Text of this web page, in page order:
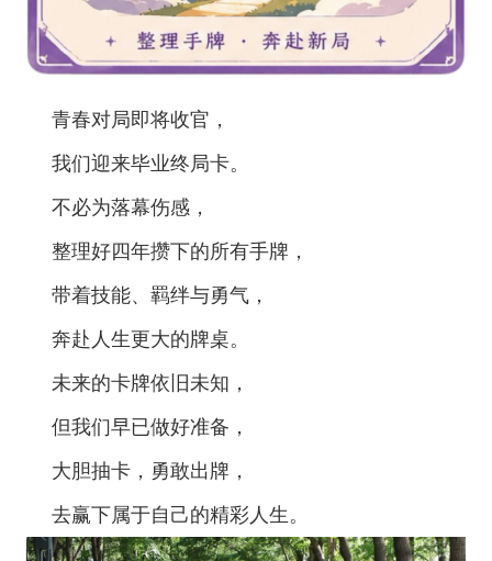
青春对局即将收官，
我们迎来毕业终局卡。
不必为落幕伤感，
整理好四年攒下的所有手牌，
带着技能、羁绊与勇气，
奔赴人生更大的牌桌。
未来的卡牌依旧未知，
但我们早已做好准备，
大胆抽卡，勇敢出牌，
去赢下属于自己的精彩人生。